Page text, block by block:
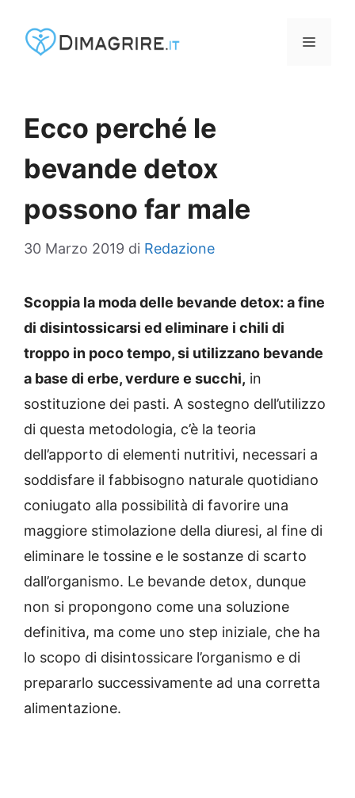
MENU
Ecco perché le
bevande detox
possono far male
30 Marzo 2019 di Redazione
Scoppia la moda delle bevande detox: a fine
di disintossicarsi ed eliminare i chili di
troppo in poco tempo, si utilizzano bevande
a base di erbe, verdure e succhi, in
sostituzione dei pasti. A sostegno dell’utilizzo
di questa metodologia, c’è la teoria
dell’apporto di elementi nutritivi, necessari a
soddisfare il fabbisogno naturale quotidiano
coniugato alla possibilità di favorire una
maggiore stimolazione della diuresi, al fine di
eliminare le tossine e le sostanze di scarto
dall’organismo. Le bevande detox, dunque
non si propongono come una soluzione
definitiva, ma come uno step iniziale, che ha
lo scopo di disintossicare l’organismo e di
prepararlo successivamente ad una corretta
alimentazione.